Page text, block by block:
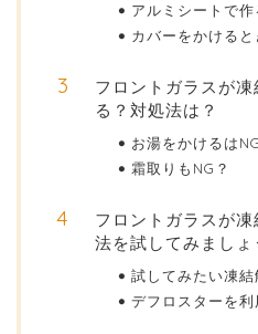
アルミシートで作
カバーをかけると
フロントガラスが
る？対処法は？
お湯をかけるはNG
霜取りもNG？
フロントガラスが
法を試してみましょ
試してみたい凍結
デフロスターを